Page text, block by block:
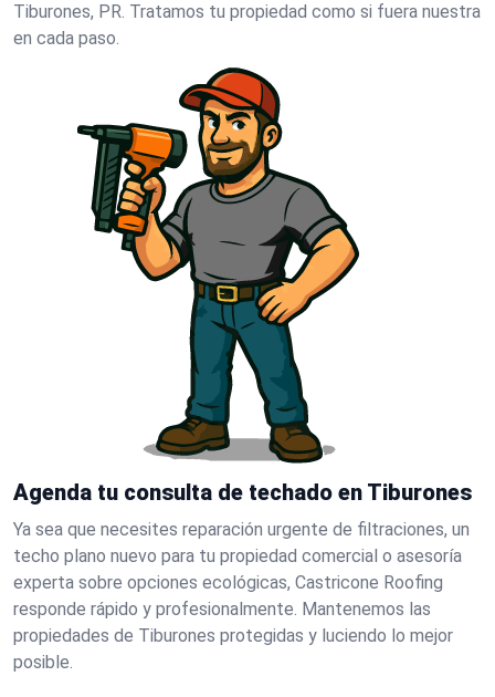
Tiburones, PR. Tratamos tu propiedad como si fuera nuestra
en cada paso.
Agenda tu consulta de techado en Tiburones
Ya sea que necesites reparación urgente de filtraciones, un
techo plano nuevo para tu propiedad comercial o asesoría
experta sobre opciones ecológicas, Castricone Roofing
responde rápido y profesionalmente. Mantenemos las
propiedades de Tiburones protegidas y luciendo lo mejor
posible.